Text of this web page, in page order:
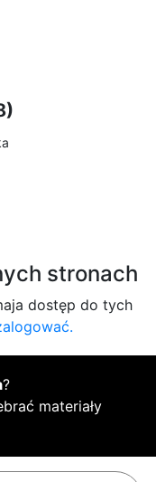
stronach
dostęp do tych
?
materiały